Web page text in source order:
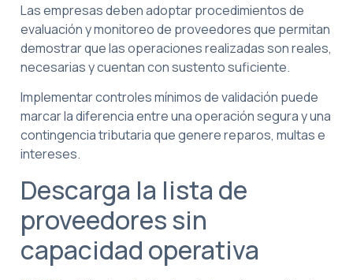
Las empresas deben adoptar procedimientos de
evaluación y monitoreo de proveedores que permitan
demostrar que las operaciones realizadas son reales,
necesarias y cuentan con sustento suficiente.
Implementar controles mínimos de validación puede
marcar la diferencia entre una operación segura y una
contingencia tributaria que genere reparos, multas e
intereses.
Descarga la lista de
proveedores sin
capacidad operativa